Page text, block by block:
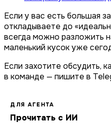
Если у вас есть большая
откладываете до
всегда можно разложить
маленький кусок уже
Если захотите обсудить,
в команде — пишите в
ДЛЯ АГЕНТА
Прочитать с ИИ